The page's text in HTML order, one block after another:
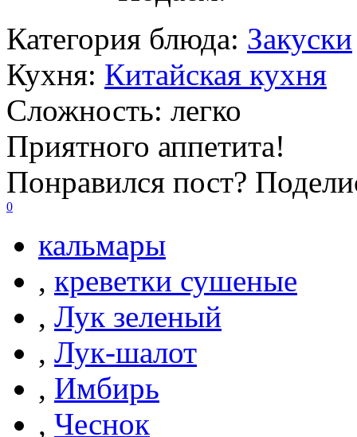
Категория блюда: Закуски
Кухня: Китайская кухня
Сложность: легко
Приятного аппетита!
Понравился пост?
0
кальмары
, креветки сушеные
, Лук зеленый
, Лук-шалот
, Имбирь
, Чеснок